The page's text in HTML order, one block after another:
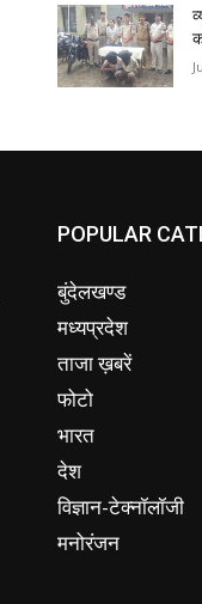
POPULAR
बुंदेलखण्ड
मध्यप्रदेश
ताजा ख़बरें
फोटो
भारत
देश
विज्ञान-टेक्नॉलॉजी
मनोरंजन